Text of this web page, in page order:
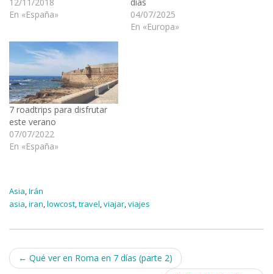
En «España»
04/07/2025
En «Europa»
7 roadtrips para disfrutar
este verano
07/07/2022
En «España»
Asia,Irán
asia,iran,lowcost,travel,viajar,viajes
Navegación
← Qué ver en Roma en 7 días (parte 2)